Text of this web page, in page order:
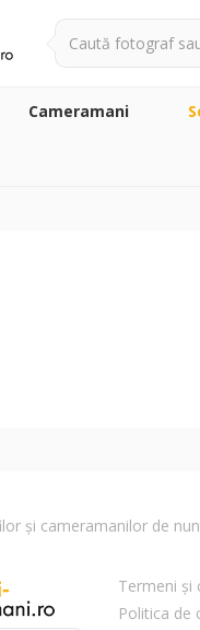
Cameramani
și cameramanilor de
Termeni și
Politica de